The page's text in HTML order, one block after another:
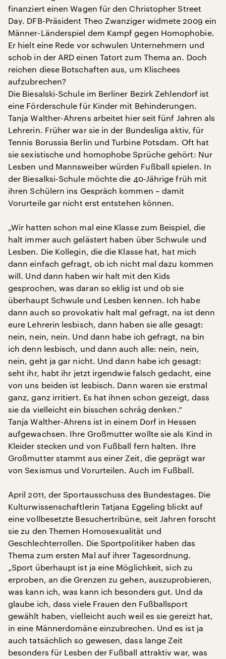
finanziert einen Wagen für den Christopher Street
Day. DFB-Präsident Theo Zwanziger widmete 2009 ein
Männer-Länderspiel dem Kampf gegen Homophobie.
Er hielt eine Rede vor schwulen Unternehmern und
schob in der ARD einen Tatort zum Thema an. Doch
reichen diese Botschaften aus, um Klischees
aufzubrechen?
Die Biesalski-Schule im Berliner Bezirk Zehlendorf ist
eine Förderschule für Kinder mit Behinderungen.
Tanja Walther-Ahrens arbeitet hier seit fünf Jahren als
Lehrerin. Früher war sie in der Bundesliga aktiv, für
Tennis Borussia Berlin und Turbine Potsdam. Oft hat
sie sexistische und homophobe Sprüche gehört: Nur
Lesben und Mannsweiber würden Fußball spielen. In
der Biesalksi-Schule möchte die 40-Jährige früh mit
ihren Schülern ins Gespräch kommen – damit
Vorurteile gar nicht erst entstehen können.
„Wir hatten schon mal eine Klasse zum Beispiel, die
halt immer auch gelästert haben über Schwule und
Lesben. Die Kollegin, die die Klasse hat, hat mich
dann einfach gefragt, ob ich nicht mal dazu kommen
will. Und dann haben wir halt mit den Kids
gesprochen, was daran so eklig ist und ob sie
überhaupt Schwule und Lesben kennen. Ich habe
dann auch so provokativ halt mal gefragt, na ist denn
eure Lehrerin lesbisch, dann haben sie alle gesagt:
nein, nein, nein. Und dann habe ich gefragt, na bin
ich denn lesbisch, und dann auch alle: nein, nein,
nein, geht ja gar nicht. Und dann habe ich gesagt:
seht ihr, habt ihr jetzt irgendwie falsch gedacht, eine
von uns beiden ist lesbisch. Dann waren sie erstmal
ganz, ganz irritiert. Es hat ihnen schon gezeigt, dass
sie da vielleicht ein bisschen schräg denken.“
Tanja Walther-Ahrens ist in einem Dorf in Hessen
aufgewachsen. Ihre Großmutter wollte sie als Kind in
Kleider stecken und von Fußball fern halten. Ihre
Großmutter stammt aus einer Zeit, die geprägt war
von Sexismus und Vorurteilen. Auch im Fußball.
April 2011, der Sportausschuss des Bundestages. Die
Kulturwissenschaftlerin Tatjana Eggeling blickt auf
eine vollbesetzte Besuchertribüne, seit Jahren forscht
sie zu den Themen Homosexualität und
Geschlechterrollen. Die Sportpolitiker haben das
Thema zum ersten Mal auf ihrer Tagesordnung.
„Sport überhaupt ist ja eine Möglichkeit, sich zu
erproben, an die Grenzen zu gehen, auszuprobieren,
was kann ich, was kann ich besonders gut. Und da
glaube ich, dass viele Frauen den Fußballsport
gewählt haben, vielleicht auch weil es sie gereizt hat,
in eine Männerdomäne einzubrechen. Und es ist ja
auch tatsächlich so gewesen, dass lange Zeit
besonders für Lesben der Fußball attraktiv war, was